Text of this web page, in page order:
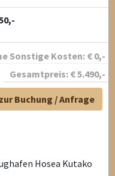
Sonstige Kosten: € 0,-
Gesamtpreis: €5.490,-
Buchung / Anfrage
Hosea Kutako